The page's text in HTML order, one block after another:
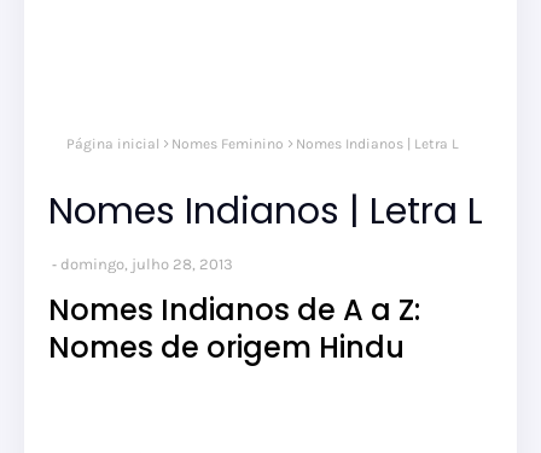
Página inicial Nomes Feminino Nomes Indianos | Letra L
Nomes Indianos | Letra L
domingo, julho 28, 2013
Nomes Indianos de A a Z:
Nomes de origem Hindu